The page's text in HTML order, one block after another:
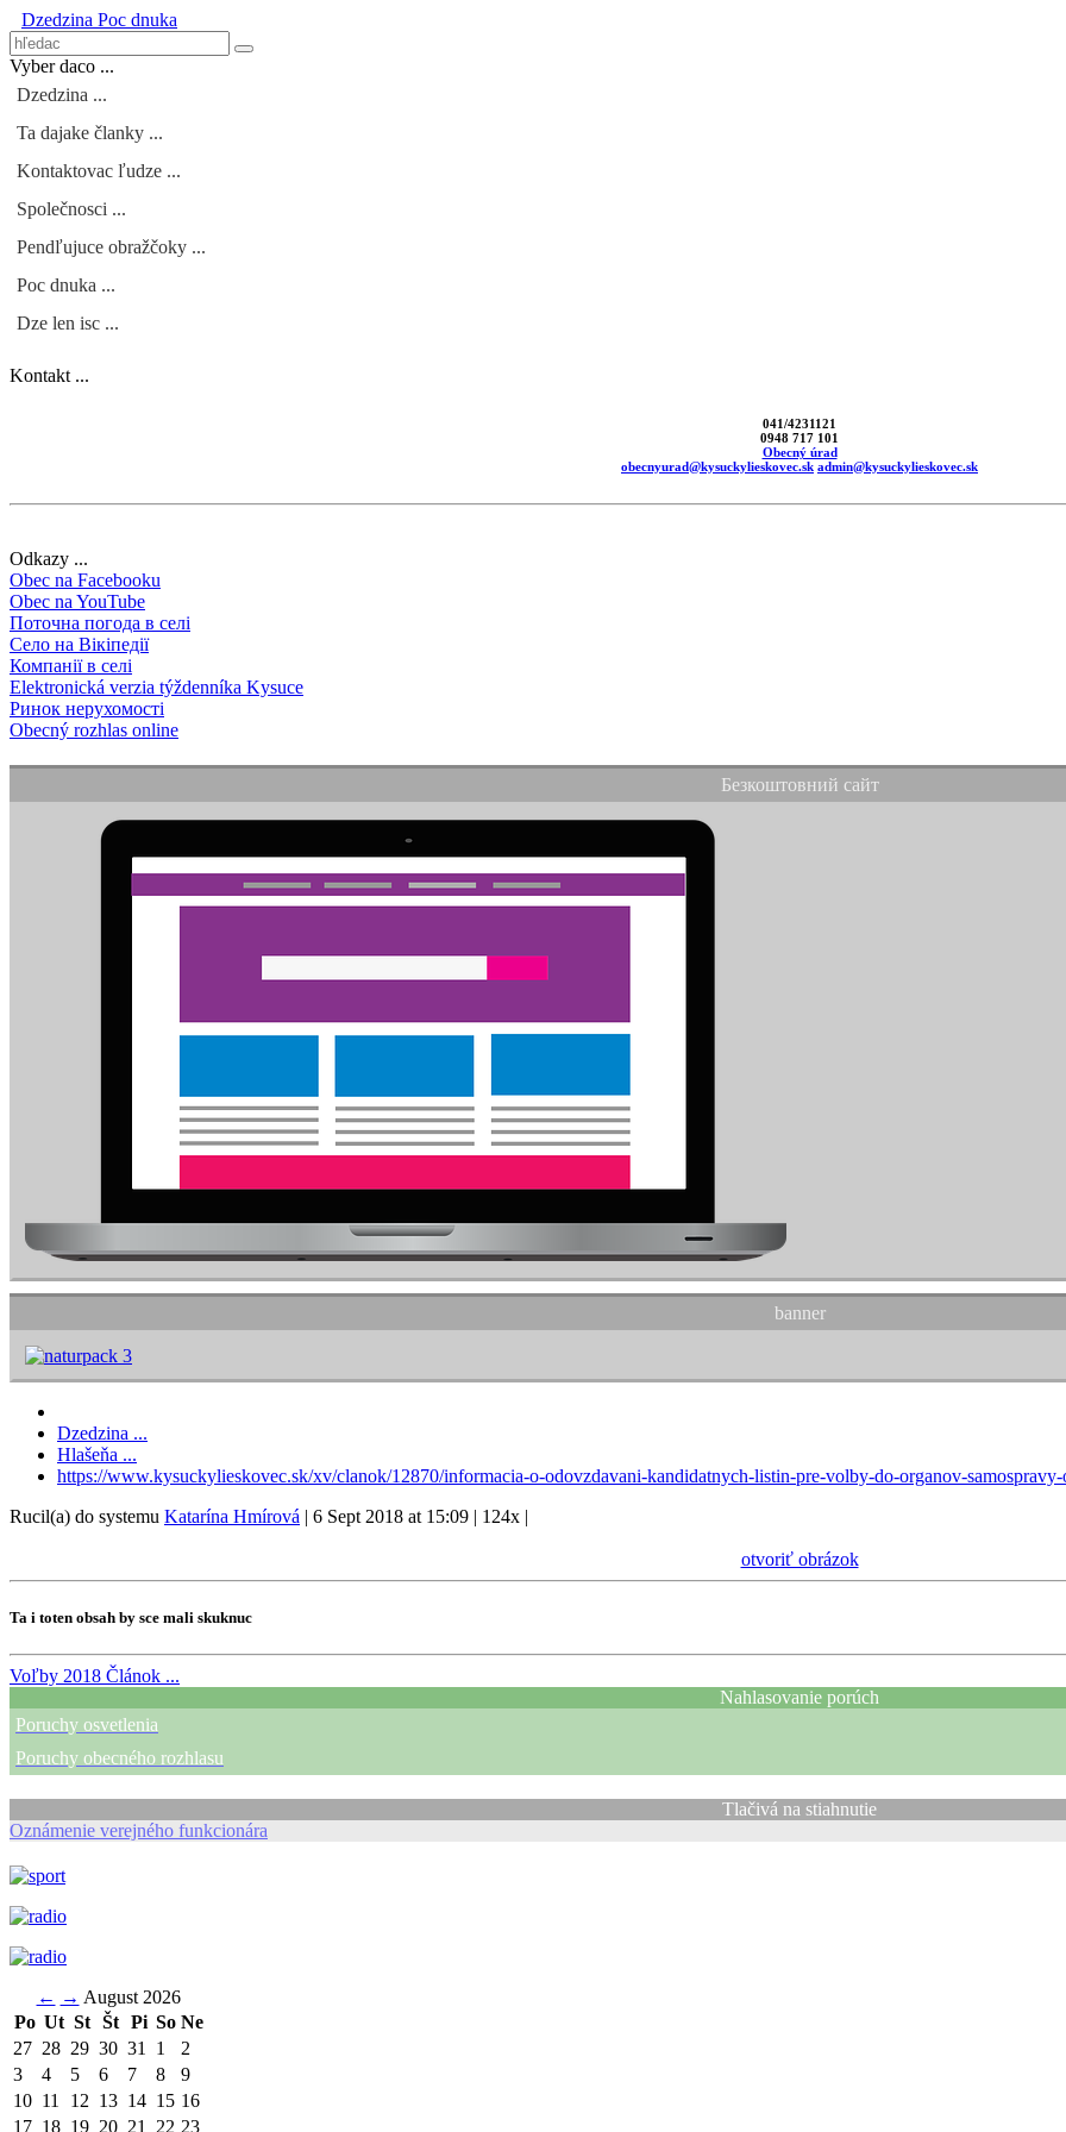
Dzedzina Poc dnuka
Vyber daco ...
Dzedzina ...
Ta dajake članky ...
Kontaktovac ľudze ...
Společnosci ...
Pendľujuce obražčoky ...
Poc dnuka ...
Dze len isc ...
Kontakt ...
041/4231121
0948 717 101
Obecný úrad
obecnyurad@kysuckylieskovec.sk admin@kysuckylieskovec.sk
Odkazy ...
Obec na Facebooku
Obec na YouTube
Поточна погода в селі
Село на Вікіпедії
Компанії в селі
Elektronická verzia týždenníka Kysuce
Ринок нерухомості
Obecný rozhlas online
Безкоштовний сайт
banner
Dzedzina ...
Hlašeňa ...
https://www.kysuckylieskovec.sk/xv/clanok/12870/informacia-o-odovzdavani-kandidatnych-listin-pre-volby-do-organov-
Rucil(a) do systemu Katarína Hmírová | 6 Sept 2018 at 15:09 | 124x |
otvoriť obrázok
Ta i toten obsah by sce mali skuknuc
Voľby 2018 Článok ...
Nahlasovanie porúch
Poruchy osvetlenia
Poruchy obecného rozhlasu
Tlačivá na stiahnutie
Oznámenie verejného funkcionára
← → August 2026
Po Ut St Št Pi So Ne
27 28 29 30 31 1
2
3
4 5 6 7 8
9
10 11 12 13 14 15 16
17 18 19 20 21 22 23